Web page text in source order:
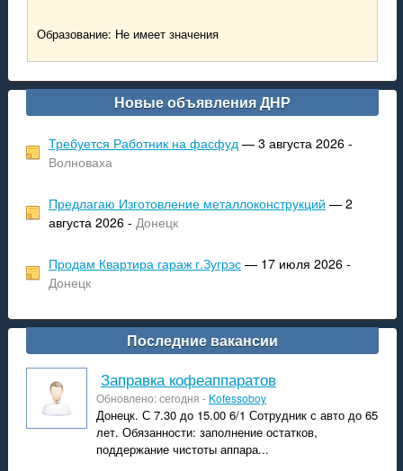
Образование: Не имеет значения
Новые объявления ДНР
Требуется Работник на фасфуд— 3 августа 2026 -
Волноваха
Предлагаю Изготовление металлоконструкций — 2
августа 2026 - Донецк
Продам Квартира гараж г.Зугрэс— 17 июля 2026 -
Донецк
Последние вакансии
Заправка кофеаппаратов
Обновлено: сегодня - Kofessoboy
Донецк. С 7.30 до 15.00 6/1 Сотрудник с авто до 65
лет. Обязанности: заполнение остатков,
поддержание чистоты аппара...